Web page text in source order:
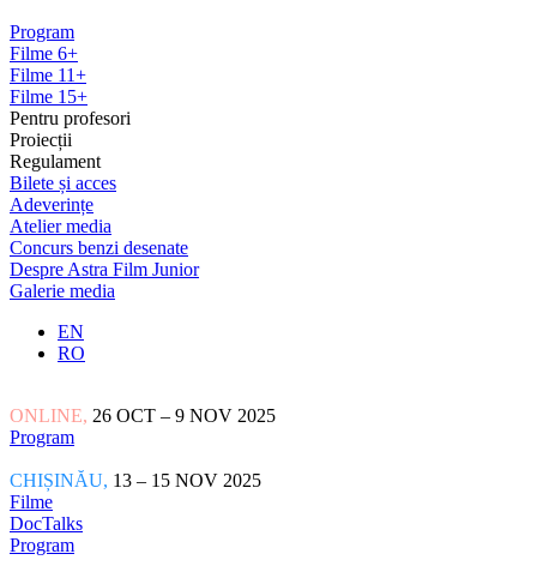
Program
Filme 6+
Filme 11+
Filme 15+
Pentru profesori
Proiecții
Regulament
Bilete și acces
Adeverințe
Atelier media
Concurs benzi desenate
Despre Astra Film Junior
Galerie media
EN
RO
ONLINE, 26 OCT – 9 NOV 2025
Program
CHIȘINĂU, 13 – 15 NOV 2025
Filme
DocTalks
Program